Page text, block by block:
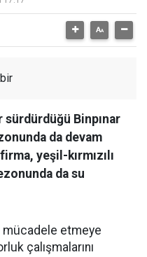
Binpınar
da devam
yeşil-kırmızılı
da su
mücadele etmeye
çalışmalarını